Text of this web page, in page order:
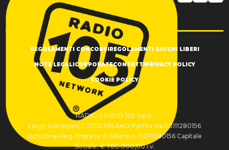
REGOLAMENTI CONCORSI REGOLAMENTI GIOCHI LIBERI
NOTE LEGALI CORPORATECONTATTI PRIVACY POLICY
COOKIE POLICY
RADIO STUDIO 105 S.p.A.
Largo Donegani, 1 20121 MILANO Partita Iva 03111280156
Iscrizione Reg. Imprese di Milano n. 03111280156 Capitale
Sociale: € 780.000,00 i.v.